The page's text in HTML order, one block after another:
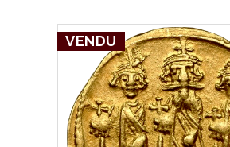
VENDU